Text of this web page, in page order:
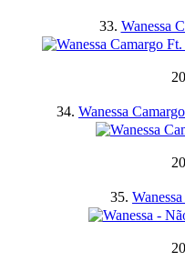
33. Wanessa
34. Wanessa
35.